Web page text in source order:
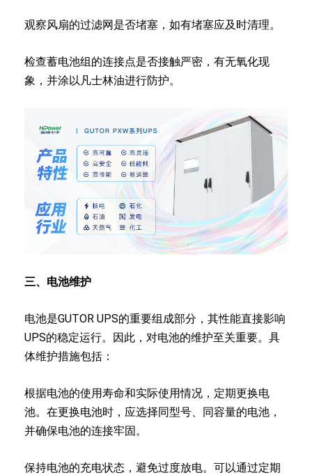
观察风扇的过滤网是否堵塞，如有堵塞应及时清理。
检查蓄电池组的连接点是否接触严密，有无氧化现
象，并涂以凡士林油进行防护。
三、电池维护
电池是GUTOR UPS的重要组成部分，其性能直接影响
UPS的稳定运行。因此，对电池的维护至关重要。具
体维护措施包括：
根据电池的使用寿命和实际使用情况，定期更换电
池。在更换电池时，应选择同型号、同容量的电池，
并确保电池的连接牢固。
保持电池的充电状态，避免过度放电。可以通过定期